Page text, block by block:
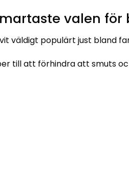
valen
väldigt populärt just bland
till att förhindra att smuts